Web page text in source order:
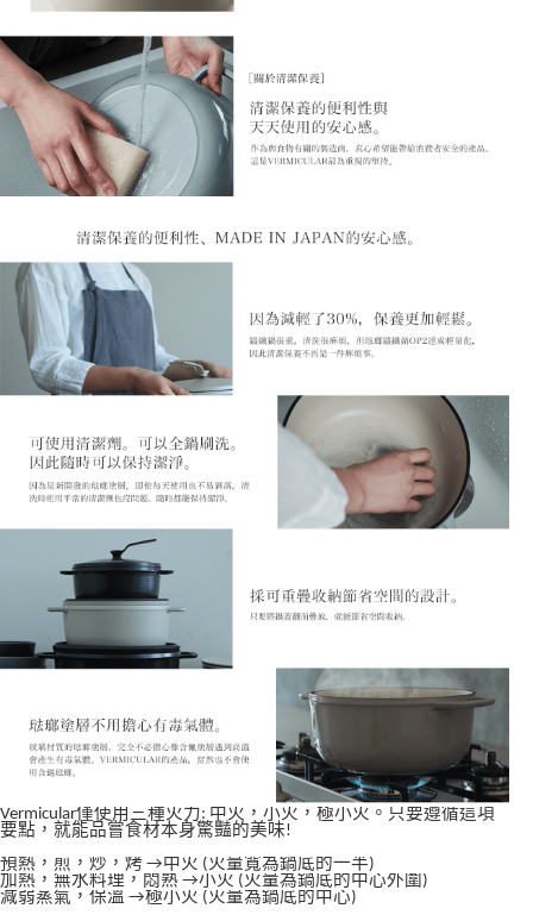
Vermicular僅使用三種火力: 中火，小火，極小火。只要遵循這項
要點，就能品嘗食材本身驚豔的美味!
預熱，煎，炒，烤 →中火 (火量寬為鍋底的一半)
加熱，無水料理，悶熟 →小火 (火量為鍋底的中心外圍)
減弱蒸氣，保溫 →極小火 (火量為鍋底的中心)